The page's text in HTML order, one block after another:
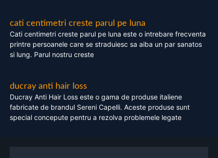
cati centimetri creste parul pe luna
Cati centimetri creste parul pe luna este o intrebare frecventa
printre persoanele care se straduiesc sa aiba un par sanatos
si lung. Parul nostru creste
ducray anti hair loss
Ducray Anti Hair Loss este o gama de produse italiene
fabricate de brandul Sereni Capelli. Aceste produse sunt
special concepute pentru a rezolva problemele legate